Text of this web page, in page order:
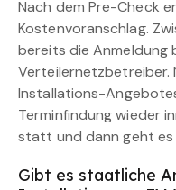
Nach dem Pre-Check
Kostenvoranschlag.
bereits die Anmeldung
Verteilernetzbetreiber.
Installations-
Terminfindung wieder
statt und dann geht es
Gibt es staatliche